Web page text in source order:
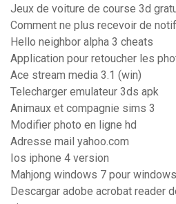
Jeux de voiture de course 3d
Comment ne plus recevoir de
Hello neighbor alpha 3 cheats
Application pour retoucher les
Ace stream media 3.1 (win)
Telecharger emulateur 3ds apk
Animaux et compagnie sims 3
Modifier photo en ligne hd
Adresse mail yahoo.com
Ios iphone 4 version
Mahjong windows 7 pour
Descargar adobe acrobat reader